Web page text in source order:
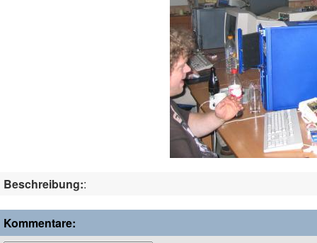
Beschreibung::
Kommentare: